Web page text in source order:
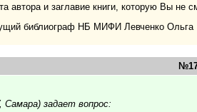
автора и заглавие книги, которую Вы не
библиограф НБ МИФИ Левченко Ольга
Самара) задает вопрос: